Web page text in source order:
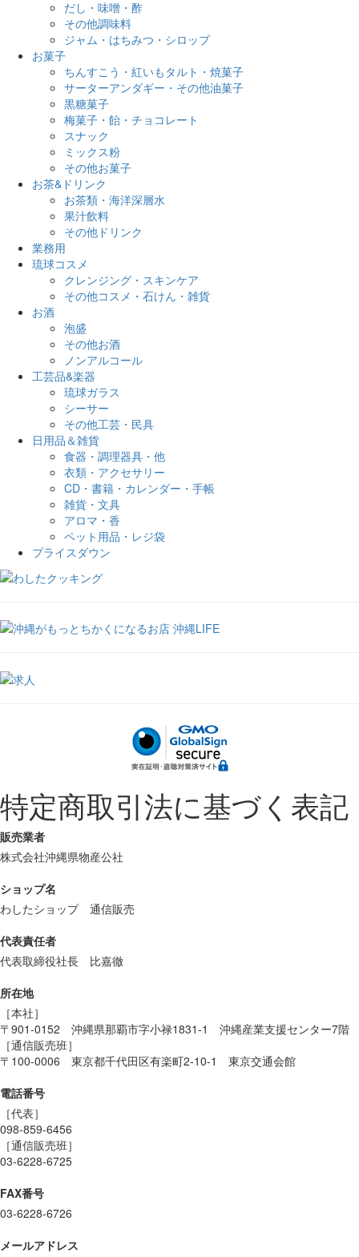
だし・味噌・酢
その他調味料
ジャム・はちみつ・シロップ
お菓子
ちんすこう・紅いもタルト・焼菓子
サーターアンダギー・その他油菓子
黒糖菓子
梅菓子・飴・チョコレート
スナック
ミックス粉
その他お菓子
お茶&ドリンク
お茶類・海洋深層水
果汁飲料
その他ドリンク
業務用
琉球コスメ
クレンジング・スキンケア
その他コスメ・石けん・雑貨
お酒
泡盛
その他お酒
ノンアルコール
工芸品&楽器
琉球ガラス
シーサー
その他工芸・民具
日用品＆雑貨
食器・調理器具・他
衣類・アクセサリー
CD・書籍・カレンダー・手帳
雑貨・文具
アロマ・香
ペット用品・レジ袋
プライスダウン
特定商取引法に基づく表記
販売業者
株式会社沖縄県物産公社
ショップ名
わしたショップ 通信販売
代表責任者
代表取締役社長 比嘉徹
所在地
［本社］
〒901-0152 沖縄県那覇市字小禄1831-1 沖縄産業支援センター7階
［通信販売班］
〒100-0006 東京都千代田区有楽町2-10-1 東京交通会館
電話番号
［代表］
098-859-6456
［通信販売班］
03-6228-6725
FAX番号
03-6228-6726
メールアドレス